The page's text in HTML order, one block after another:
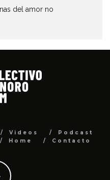
del amor no
Videos
Podcast
Home Contacto